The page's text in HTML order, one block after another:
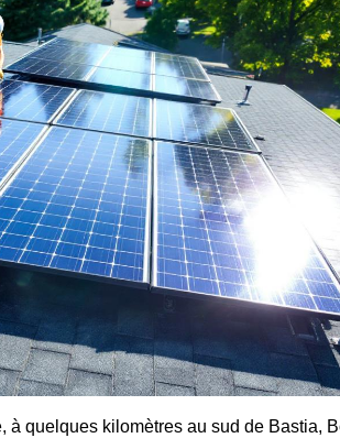
quelques kilomètres au sud de Bastia,